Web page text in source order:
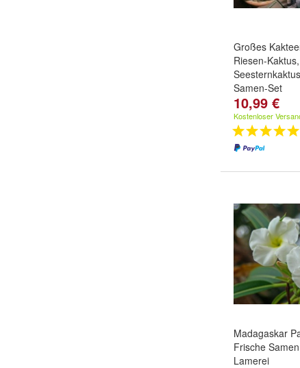
Großes
Riesen-Kaktus,
Samen-Set
10,99 €
Kostenloser
Madagaskar
Frische
Lamerei